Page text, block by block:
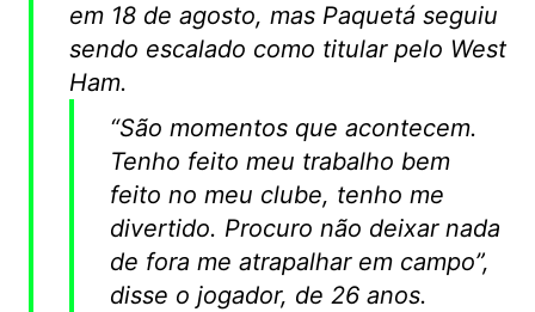
em 18 de agosto, mas Paquetá seguiu
sendo escalado como titular pelo West
Ham.
“São momentos que acontecem.
Tenho feito meu trabalho bem
feito no meu clube, tenho me
divertido. Procuro não deixar nada
de fora me atrapalhar em campo”,
disse o jogador, de 26 anos.